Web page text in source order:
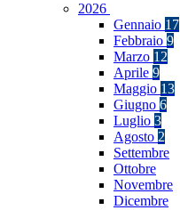
2026
Gennaio 17
Febbraio 9
Marzo 12
Aprile 9
Maggio 13
Giugno 6
Luglio 3
Agosto 2
Settembre
Ottobre
Novembre
Dicembre